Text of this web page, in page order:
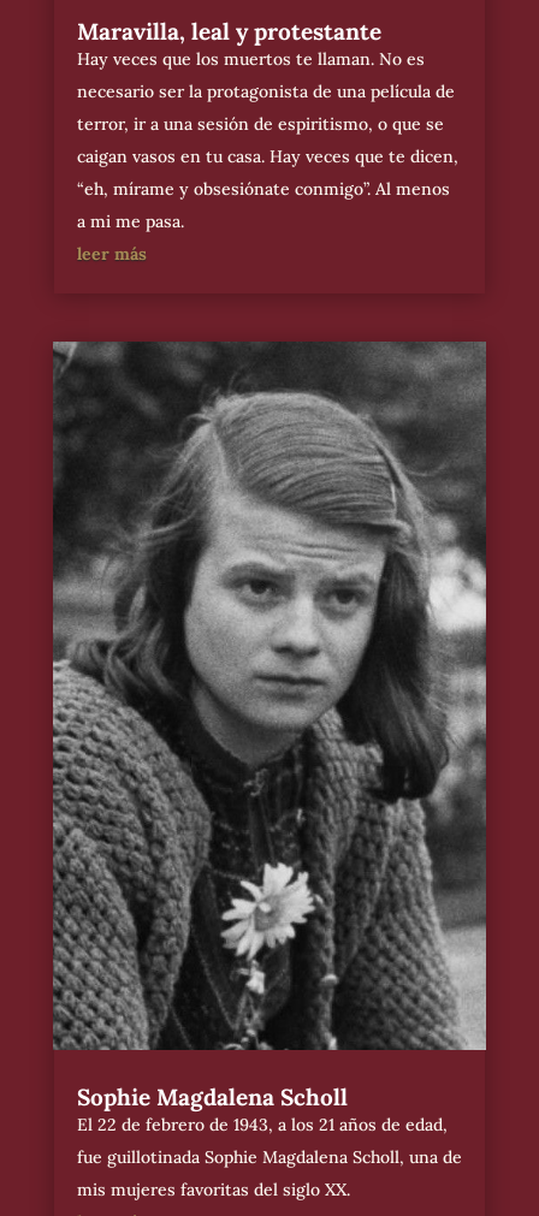
Maravilla, leal y protestante
Hay veces que los muertos te llaman. No es
necesario ser la protagonista de una película de
terror, ir a una sesión de espiritismo, o que se
caigan vasos en tu casa. Hay veces que te dicen,
“eh, mírame y obsesiónate conmigo”. Al menos
a mi me pasa.
leer más
Sophie Magdalena Scholl
El 22 de febrero de 1943, a los 21 años de edad,
fue guillotinada Sophie Magdalena Scholl, una de
mis mujeres favoritas del siglo XX.